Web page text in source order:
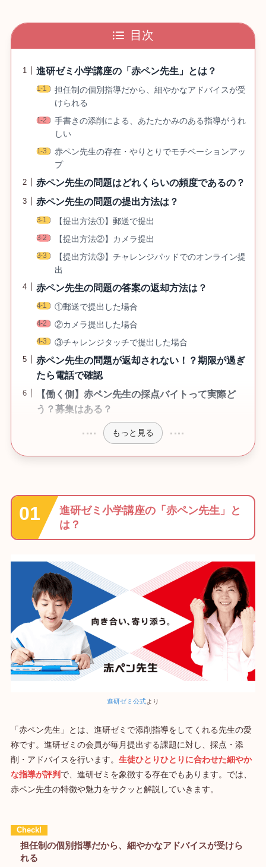
目次
進研ゼミ小学講座の「赤ペン先生」とは？
担任制の個別指導だから、細やかなアドバイスが受
けられる
手書きの添削による、あたたかみのある指導がうれ
しい
赤ペン先生の存在・やりとりでモチベーションアッ
プ
赤ペン先生の問題はどれくらいの頻度であるの？
赤ペン先生の問題の提出方法は？
【提出方法①】郵送で提出
【提出方法②】カメラ提出
【提出方法③】チャレンジパッドでのオンライン提
出
赤ペン先生の問題の答案の返却方法は？
①郵送で提出した場合
②カメラ提出した場合
③チャレンジタッチで提出した場合
赤ペン先生の問題が返却されない！？期限が過ぎ
たら電話で確認
【働く側】赤ペン先生の採点バイトって実際ど
う？募集はある？
もっと見る
進研ゼミ小学講座の「赤ペン先生」と
は？
進研ゼミ公式より
「赤ペン先生」とは、進研ゼミで添削指導をしてくれる先生の愛
称です。進研ゼミの会員が毎月提出する課題に対し、採点・添
削・アドバイスを行います。 生徒ひとりひとりに合わせた細やか
な指導が評判 で、進研ゼミを象徴する存在でもあります。では、
赤ペン先生の特徴や魅力をサクッと解説していきます。
担任制の個別指導だから、細やかなアドバイスが受けら
れる